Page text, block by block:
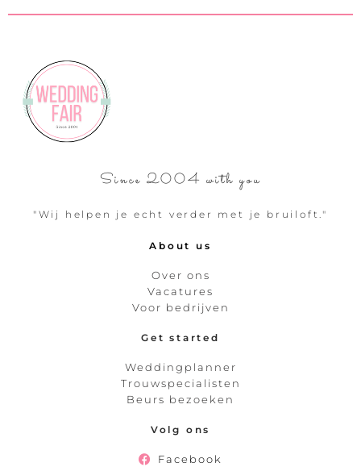
Since 2004 with you
"Wij helpen je echt verder met je bruiloft."
About us
Over ons
Vacatures
Voor bedrijven
Get started
Weddingplanner
Trouwspecialisten
Beurs bezoeken
Volg ons
Facebook